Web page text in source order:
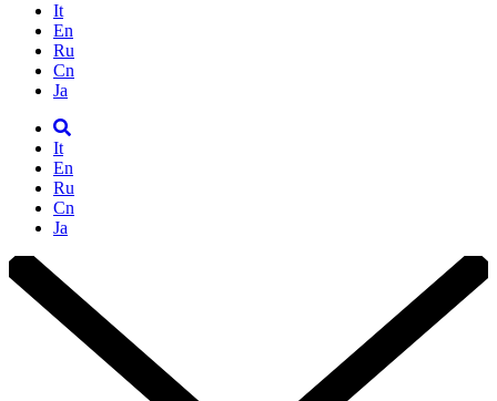
It
En
Ru
Cn
Ja
It
En
Ru
Cn
Ja